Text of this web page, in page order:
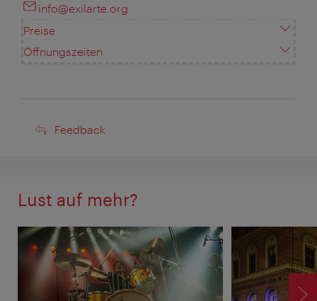
info@exilarte.org
Preise
Öffnungszeiten
Feedback
Feedback
Lust auf mehr?